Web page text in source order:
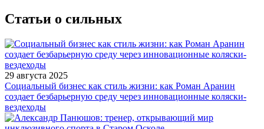
Статьи о сильных
29 августа 2025
Социальный бизнес как стиль жизни: как Роман Аранин
создает безбарьерную среду через инновационные коляски-
вездеходы